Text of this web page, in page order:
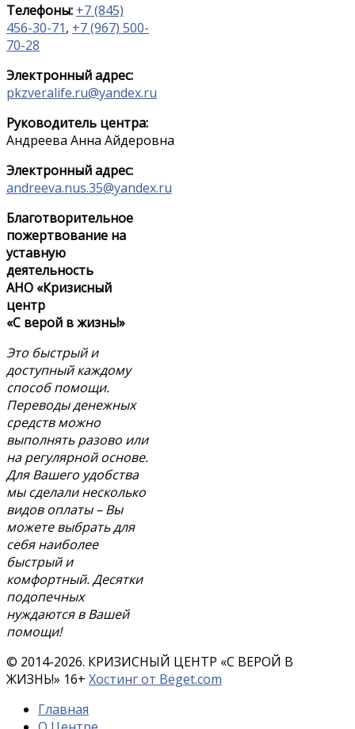
Телефоны: +7 (845)
456-30-71, +7 (967) 500-
70-28
Электронный адрес:
pkzveralife.ru@yandex.ru
Руководитель центра:
Андреева Анна Айдеровна
Электронный адрес:
andreeva.nus.35@yandex.ru
Благотворительное
пожертвование на
уставную
деятельность
АНО «Кризисный
центр
«С верой в жизнь!»
Это быстрый и
доступный каждому
способ помощи.
Переводы денежных
средств можно
выполнять разово или
на регулярной основе.
Для Вашего удобства
мы сделали несколько
видов оплаты – Вы
можете выбрать для
себя наиболее
быстрый и
комфортный. Десятки
подопечных
нуждаются в Вашей
помощи!
© 2014-2026. КРИЗИСНЫЙ ЦЕНТР «С ВЕРОЙ В
ЖИЗНЬ!» 16+ Хостинг от Beget.com
Главная